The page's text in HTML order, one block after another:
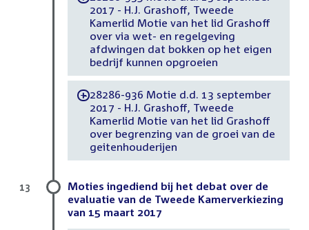
2017 - H.J. Grashoff, Tweede
Kamerlid Motie van het lid Grashoff
over via wet- en regelgeving
afdwingen dat bokken op het eigen
bedrijf kunnen opgroeien
-28286-936 Motie d.d. 13 september
2017 - H.J. Grashoff, Tweede
Kamerlid Motie van het lid Grashoff
over begrenzing van de groei van de
geitenhouderijen
Moties ingediend bij het debat over de
evaluatie van de Tweede Kamerverkiezing
van 15 maart 2017
13